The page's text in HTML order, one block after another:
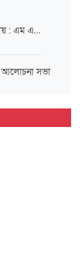
: এম এ…
আলোচনা সভা
পরিবারের